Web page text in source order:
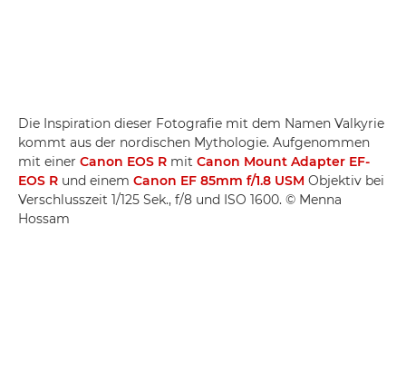
Die Inspiration dieser Fotografie mit dem Namen Valkyrie
kommt aus der nordischen Mythologie. Aufgenommen
mit einer Canon EOS R mit Canon Mount Adapter EF-
EOS R und einem Canon EF 85mm f/1.8 USM Objektiv bei
Verschlusszeit 1/125 Sek., f/8 und ISO 1600. © Menna
Hossam